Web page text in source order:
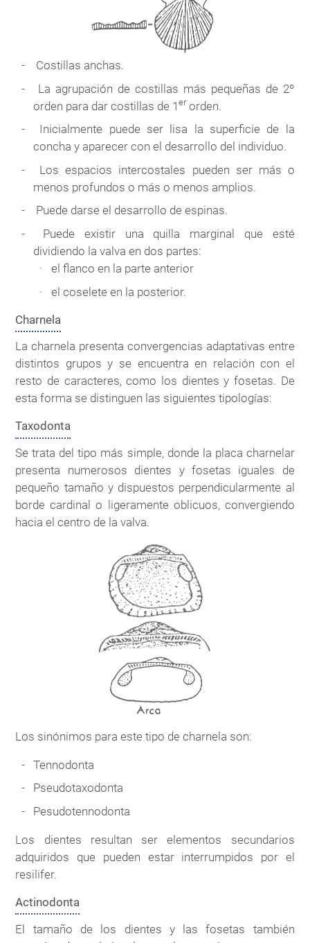
Costillas anchas.
La agrupación de costillas más pequeñas de 2º
orden para dar costillas de 1erorden.
Inicialmente puede ser lisa la superficie de la
concha y aparecer con el desarrollo del individuo.
Los espacios intercostales pueden ser más o
menos profundos o más o menos amplios.
Puede darse el desarrollo de espinas.
Puede existir una quilla marginal que esté
dividiendo la valva en dos partes:
el flanco en la parte anterior
el coselete en la posterior.
Charnela
La charnela presenta convergencias adaptativas entre
distintos grupos y se encuentra en relación con el
resto de caracteres, como los dientes y fosetas. De
esta forma se distinguen las siguientes tipologías:
Taxodonta
Se trata del tipo más simple, donde la placa charnelar
presenta numerosos dientes y fosetas iguales de
pequeño tamaño y dispuestos perpendicularmente al
borde cardinal o ligeramente oblicuos, convergiendo
hacia el centro de la valva.
Los sinónimos para este tipo de charnela son:
Tennodonta
Pseudotaxodonta
Pesudotennodonta
Los dientes resultan ser elementos secundarios
adquiridos que pueden estar interrumpidos por el
resilifer.
Actinodonta
El tamaño de los dientes y las fosetas también